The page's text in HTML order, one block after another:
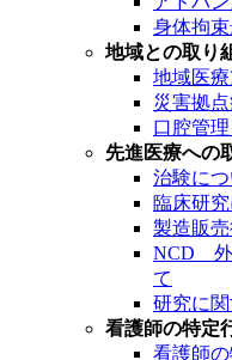
身体拘
地域との取り
地域医
災害拠
口腔管
先進医療への
治験につ
臨床研
製造販
NCD 外
て
研究に
看護師の特定
看護師